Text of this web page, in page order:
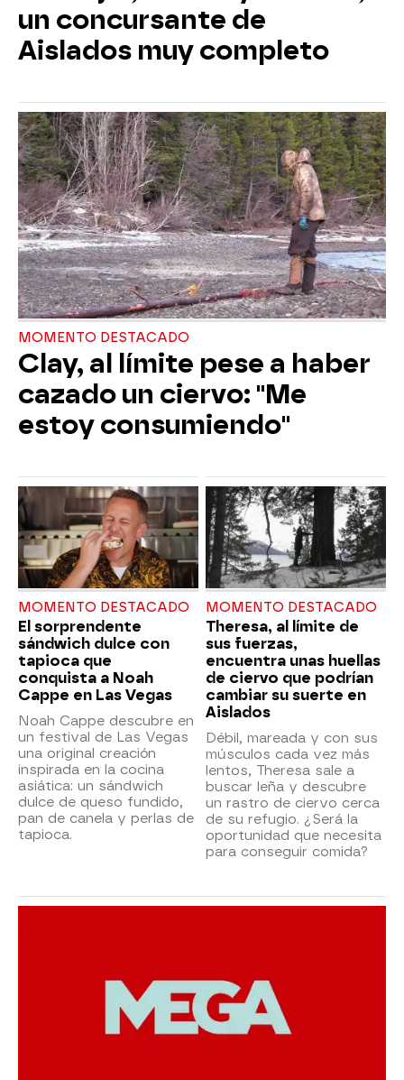
un concursante de
Aislados muy completo
MOMENTO DESTACADO
Clay, al límite pese a haber
cazado un ciervo: "Me
estoy consumiendo"
MOMENTO DESTACADO
El sorprendente
sándwich dulce con
tapioca que
conquista a Noah
Cappe en Las Vegas
Noah Cappe descubre en
un festival de Las Vegas
una original creación
inspirada en la cocina
asiática: un sándwich
dulce de queso fundido,
pan de canela y perlas de
tapioca.
MOMENTO DESTACADO
Theresa, al límite de
sus fuerzas,
encuentra unas huellas
de ciervo que podrían
cambiar su suerte en
Aislados
Débil, mareada y con sus
músculos cada vez más
lentos, Theresa sale a
buscar leña y descubre
un rastro de ciervo cerca
de su refugio. ¿Será la
oportunidad que necesita
para conseguir comida?